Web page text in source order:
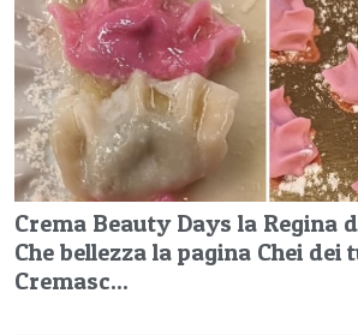
Crema Beauty Days la Regina
Che bellezza la pagina Chei dei
Cremasc...